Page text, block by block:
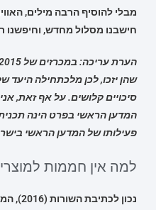
מבלי להוסיף הרבה מילים,
חישבנו מסלול מחדש, וחיפשנו
שהן יזכו, לכן מלכתחילה
סיכויים קלושים. על אף זאת,
המדען הראשי בפרט הינה
פעילותו של המדען הראשי
למה אין חממות
נכון